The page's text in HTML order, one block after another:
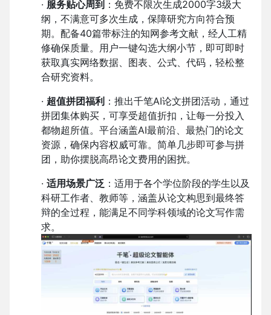
· 服务贴心周到 ：免费不限次生成2000字3级大
纲，不满意可多次生成，保障研究方向符合预
期。配备40篇带标注的知网参考文献，经人工精
修确保质量。用户一键勾选大纲小节，即可即时
获取真实网络数据、图表、公式、代码，轻松整
合研究资料。
· 超值拼团福利 ：推出千笔AI论文拼团活动，通过
拼团集体购买，可享受超值折扣，让每一分投入
都物超所值。平台涵盖AI最前沿、最热门的论文
资源，确保内容权威可靠。简单几步即可参与拼
团，助你摆脱高昂论文费用的困扰。
· 适用场景广泛 ：适用于各个学位阶段的学生以及
科研工作者、教师等，涵盖从论文构思到最终答
辩的全过程，能满足不同学科领域的论文写作需
求。